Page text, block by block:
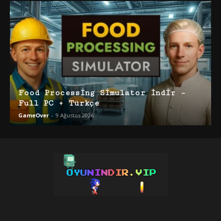
Food Processing Simulator İndir –
Full PC + Türkçe
GameOver - 9 Ağustos 2026